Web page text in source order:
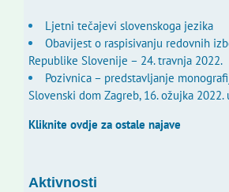
Ljetni tečajevi slovenskoga jezika
Obavijest o raspisivanju redovnih
Republike Slovenije – 24. travnja 2022.
Pozivnica – predstavljanje
Slovenski dom Zagreb, 16. ožujka 2022.
Kliknite ovdje za ostale najave
Aktivnosti